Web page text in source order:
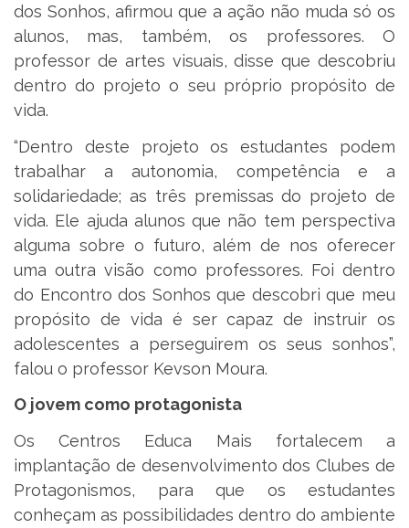
dos Sonhos, afirmou que a ação não muda só os
alunos, mas, também, os professores. O
professor de artes visuais, disse que descobriu
dentro do projeto o seu próprio propósito de
vida.
“Dentro deste projeto os estudantes podem
trabalhar a autonomia, competência e a
solidariedade; as três premissas do projeto de
vida. Ele ajuda alunos que não tem perspectiva
alguma sobre o futuro, além de nos oferecer
uma outra visão como professores. Foi dentro
do Encontro dos Sonhos que descobri que meu
propósito de vida é ser capaz de instruir os
adolescentes a perseguirem os seus sonhos”,
falou o professor Kevson Moura.
O jovem como protagonista
Os Centros Educa Mais fortalecem a
implantação de desenvolvimento dos Clubes de
Protagonismos, para que os estudantes
conheçam as possibilidades dentro do ambiente